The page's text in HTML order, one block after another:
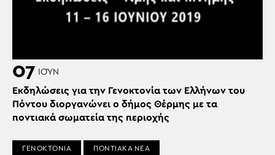
07 ΙΟΎΝ
Εκδηλώσεις για την Γενοκτονία των Ελλήνων του
Πόντου διοργανώνει ο δήμος Θέρμης με τα
ποντιακά σωματεία της περιοχής
ΓΕΝΟΚΤΟΝΙΑ ΠΟΝΤΙΑΚΑ ΝΕΑ